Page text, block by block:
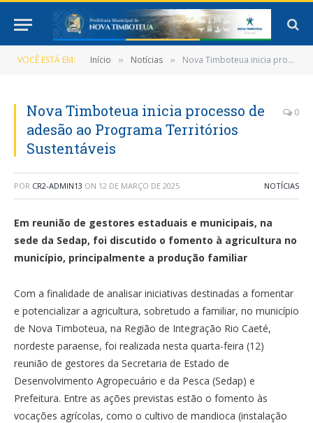
VOCÊ ESTÁ EM: Início » Notícias » Nova Timboteua inicia processo de adesão ao Programa Territórios Sustentáveis
Nova Timboteua inicia processo de
adesão ao Programa Territórios
Sustentáveis
0
POR CR2-ADMIN13 ON 12 DE MARÇO DE 2025 NOTÍCIAS
Em reunião de gestores estaduais e municipais, na
sede da Sedap, foi discutido o fomento à agricultura no
município, principalmente a produção familiar
Com a finalidade de analisar iniciativas destinadas a fomentar
e potencializar a agricultura, sobretudo a familiar, no município
de Nova Timboteua, na Região de Integração Rio Caeté,
nordeste paraense, foi realizada nesta quarta-feira (12)
reunião de gestores da Secretaria de Estado de
Desenvolvimento Agropecuário e da Pesca (Sedap) e
Prefeitura. Entre as ações previstas estão o fomento às
vocações agrícolas, como o cultivo de mandioca (instalação